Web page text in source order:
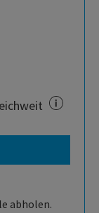
abholen.